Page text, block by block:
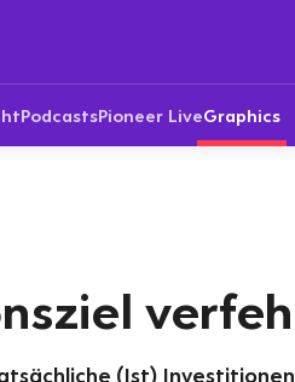
PodcastsPioneer LiveGraphics
(Ist)